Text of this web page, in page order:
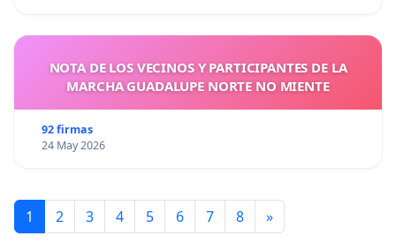
NOTA DE LOS VECINOS Y PARTICIPANTES DE LA
MARCHA GUADALUPE NORTE NO MIENTE
92 firmas
24 May 2026
1 2 3 4 5 6 7 8 »